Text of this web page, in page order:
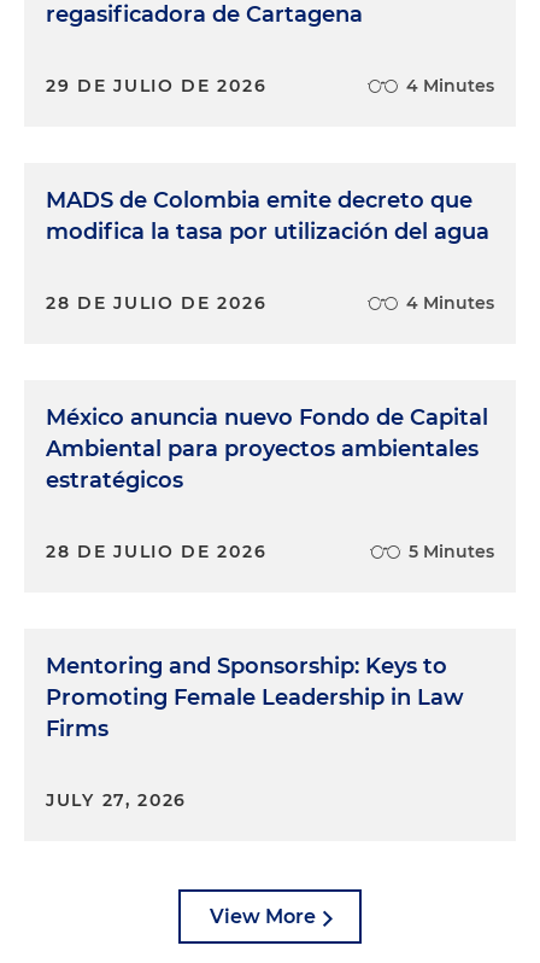
regasificadora de Cartagena
29 DE JULIO DE 2026 4 Minutes
MADS de Colombia emite decreto que
modifica la tasa por utilización del agua
28 DE JULIO DE 2026 4 Minutes
México anuncia nuevo Fondo de Capital
Ambiental para proyectos ambientales
estratégicos
28 DE JULIO DE 2026 5 Minutes
Mentoring and Sponsorship: Keys to
Promoting Female Leadership in Law
Firms
JULY 27, 2026
View More